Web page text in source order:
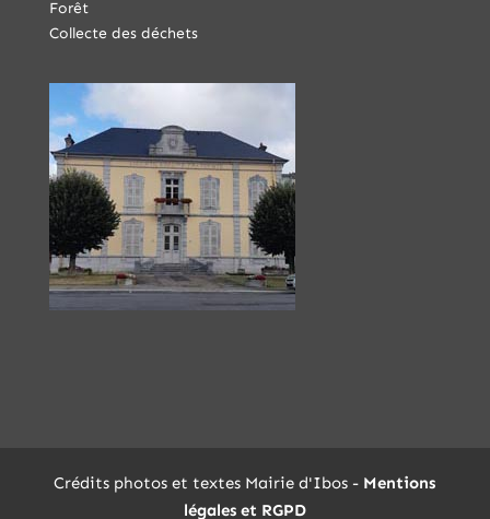
Forêt
Collecte des déchets
Crédits photos et textes Mairie d'Ibos - Mentions
légales et RGPD